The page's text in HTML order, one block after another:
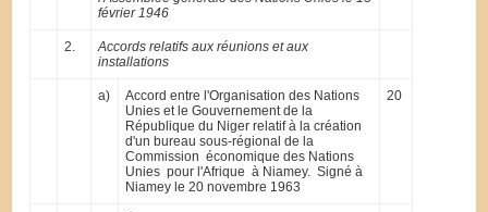
février 1946
2.
Accords relatifs aux réunions et aux
installations
a)
Accord entre l'Organisation des Nations
Unies et le Gouvernement de la
République du Niger relatif à la création
d'un bureau sous-régional de la
Commission économique des Nations
Unies pour l'Afrique à Niamey. Signé à
Niamey le 20 novembre 1963
20